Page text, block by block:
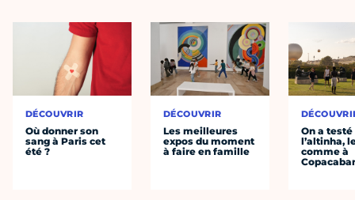
DÉCOUVRIR
Où donner son
sang à Paris cet
été ?
DÉCOUVRIR
Les meilleures
expos du moment
à faire en famille
On a testé
l’altinha,
comme à